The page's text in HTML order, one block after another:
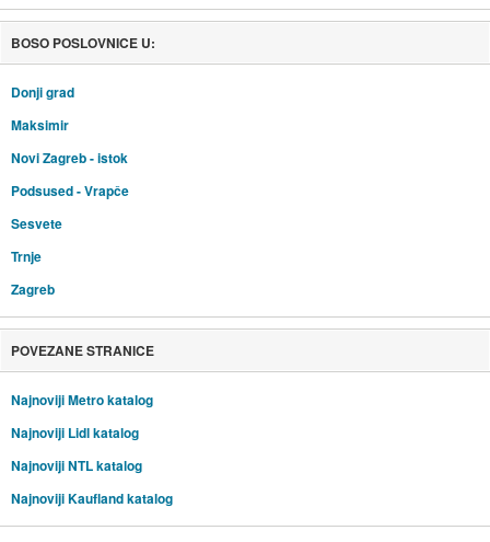
BOSO POSLOVNICE U:
Donji grad
Maksimir
Novi Zagreb - istok
Podsused - Vrapče
Sesvete
Trnje
Zagreb
POVEZANE STRANICE
Najnoviji Metro katalog
Najnoviji Lidl katalog
Najnoviji NTL katalog
Najnoviji Kaufland katalog